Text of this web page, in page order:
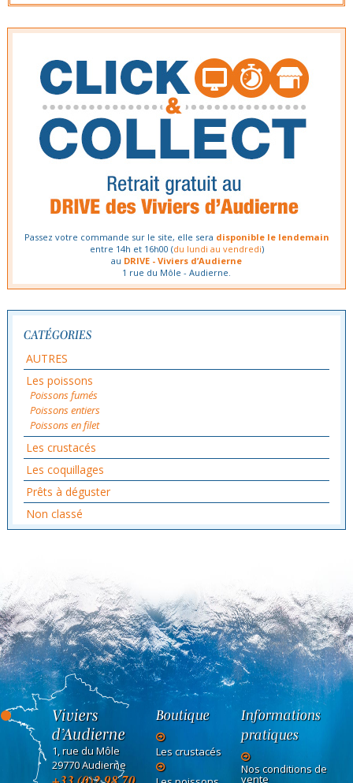
Passez votre commande sur le site, elle sera disponible le lendemain
entre 14h et 16h00 (du lundi au vendredi)
au DRIVE - Viviers d’Audierne
1 rue du Môle - Audierne.
CATÉGORIES
AUTRES
Les poissons
Poissons fumés
Poissons entiers
Poissons en filet
Les crustacés
Les coquillages
Prêts à déguster
Non classé
Viviers
d’Audierne
1, rue du Môle
29770 Audierne
Boutique
Les crustacés
Informations
pratiques
Nos conditions de
vente